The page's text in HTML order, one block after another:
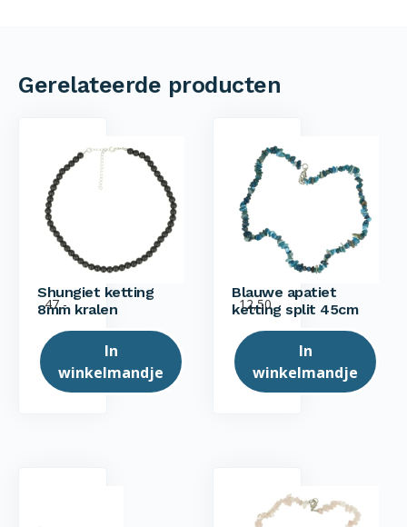
Gerelateerde producten
Shungiet ketting
8mm kralen
47,-
In
winkelmandje
Blauwe apatiet
ketting split 45cm
12,50
In
winkelmandje